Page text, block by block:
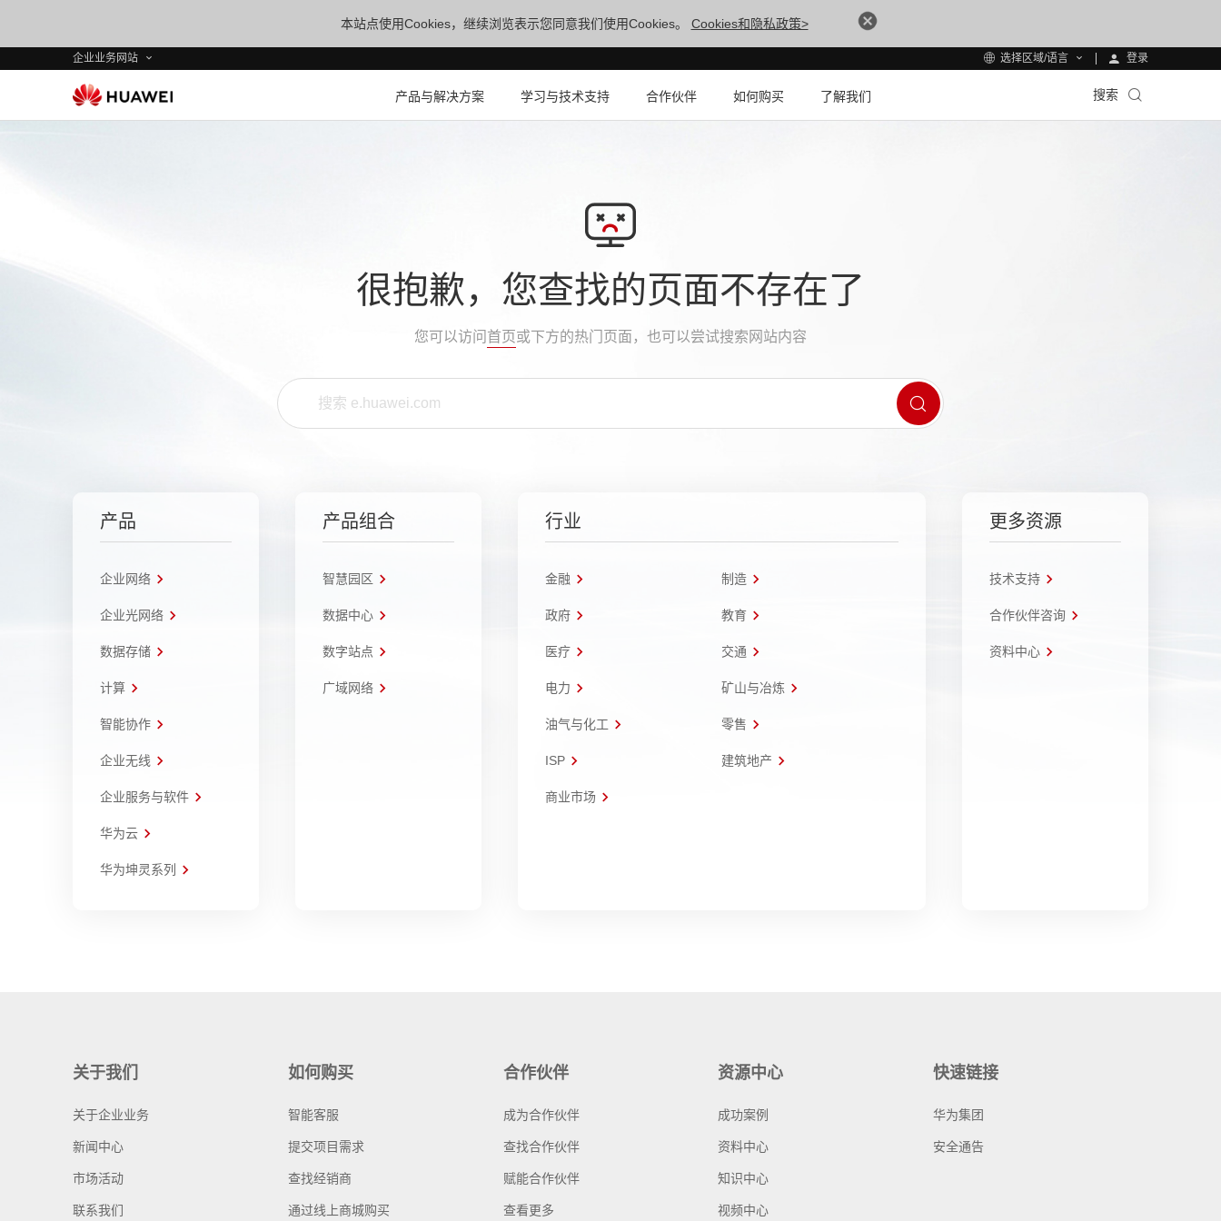
本站点使用Cookies，继续浏览表示您同意我们使用Cookies。 Cookies和隐私政策>
企业业务网站 选择区域/语言 登录
产品与解决方案 学习与技术支持 合作伙伴 如何购买 了解我们 搜索
很抱歉，您查找的页面不存在了
您可以访问 首页或下方的热门页面，也可以尝试搜索网站内容
产品
企业网络
企业光网络
数据存储
计算
智能协作
企业无线
企业服务与软件
华为云
华为坤灵系列
产品组合
智慧园区
数据中心
数字站点
广域网络
行业
金融 制造
政府 教育
医疗 交通
电力 矿山与冶炼
油气与化工 零售
ISP 建筑地产
商业市场
更多资源
技术支持
合作伙伴咨询
资料中心
关于我们
关于企业业务
新闻中心
市场活动
联系我们
如何购买
智能客服
提交项目需求
查找经销商
通过线上商城购买
合作伙伴
成为合作伙伴
查找合作伙伴
赋能合作伙伴
查看更多
资源中心
成功案例
资料中心
知识中心
视频中心
快速链接
华为集团
安全通告